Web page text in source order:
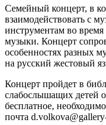
Семейный концерт, в
взаимодействовать с
инструментам во
музыки. Концерт
особенностях разных
на русский жестовый
Концерт пройдет в
слабослышащих детей
бесплатное,
почта